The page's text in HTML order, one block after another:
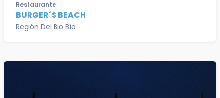
Restaurante
BURGER´S BEACH
Región Del Bio Bío